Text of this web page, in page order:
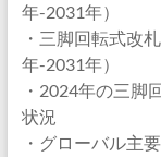
年-2031年）
・三脚回転式改
年-2031年）
・2024年の三脚
状況
・グローバル主